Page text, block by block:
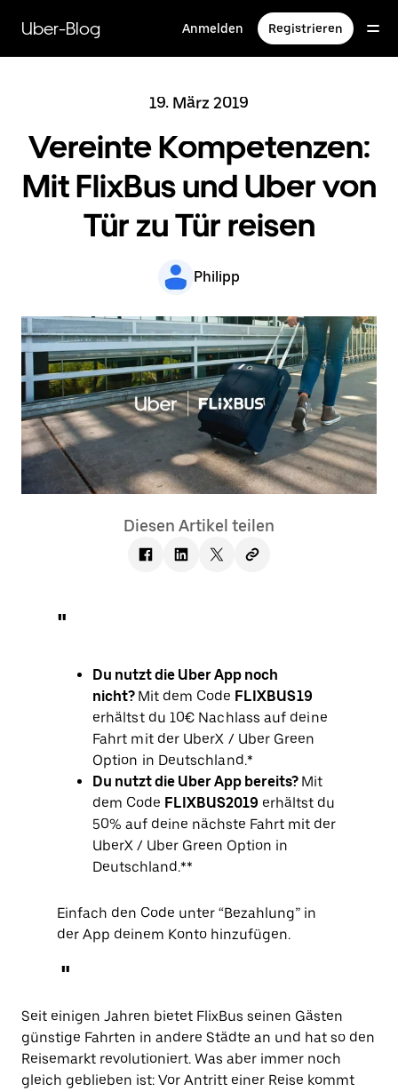
zum
Hauptinhalt
Uber-Blog Anmelden Registrieren
19. März 2019
Vereinte Kompetenzen:
Mit FlixBus und Uber von
Tür zu Tür reisen
Philipp
Diesen Artikel teilen
Du nutzt die Uber App noch
nicht? Mit dem Code FLIXBUS19
erhältst du 10€ Nachlass auf deine
Fahrt mit der UberX / Uber Green
Option in Deutschland.*
Du nutzt die Uber App bereits? Mit
dem Code FLIXBUS2019 erhältst du
50% auf deine nächste Fahrt mit der
UberX / Uber Green Option in
Deutschland.**
Einfach den Code unter “Bezahlung” in
der App deinem Konto hinzufügen.
Seit einigen Jahren bietet FlixBus seinen Gästen
günstige Fahrten in andere Städte an und hat so den
Reisemarkt revolutioniert. Was aber immer noch
gleich geblieben ist: Vor Antritt einer Reise kommt